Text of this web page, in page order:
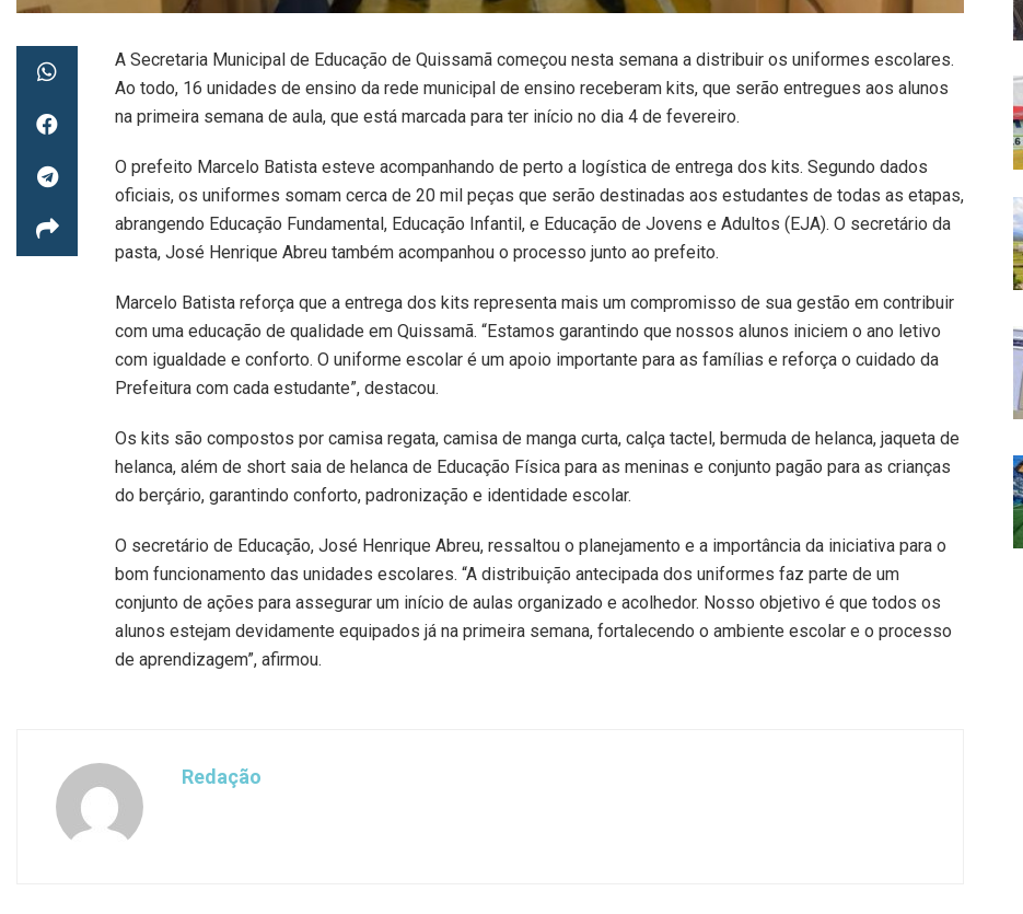
A Secretaria Municipal de Educação de Quissamã começou nesta semana a distribuir os uniformes escolares.
Ao todo, 16 unidades de ensino da rede municipal de ensino receberam kits, que serão entregues aos alunos
na primeira semana de aula, que está marcada para ter início no dia 4 de fevereiro.
O prefeito Marcelo Batista esteve acompanhando de perto a logística de entrega dos kits. Segundo dados
oficiais, os uniformes somam cerca de 20 mil peças que serão destinadas aos estudantes de todas as etapas,
abrangendo Educação Fundamental, Educação Infantil, e Educação de Jovens e Adultos (EJA). O secretário da
pasta, José Henrique Abreu também acompanhou o processo junto ao prefeito.
Marcelo Batista reforça que a entrega dos kits representa mais um compromisso de sua gestão em contribuir
com uma educação de qualidade em Quissamã. “Estamos garantindo que nossos alunos iniciem o ano letivo
com igualdade e conforto. O uniforme escolar é um apoio importante para as famílias e reforça o cuidado da
Prefeitura com cada estudante”, destacou.
Os kits são compostos por camisa regata, camisa de manga curta, calça tactel, bermuda de helanca, jaqueta de
helanca, além de short saia de helanca de Educação Física para as meninas e conjunto pagão para as crianças
do berçário, garantindo conforto, padronização e identidade escolar.
O secretário de Educação, José Henrique Abreu, ressaltou o planejamento e a importância da iniciativa para o
bom funcionamento das unidades escolares. “A distribuição antecipada dos uniformes faz parte de um
conjunto de ações para assegurar um início de aulas organizado e acolhedor. Nosso objetivo é que todos os
alunos estejam devidamente equipados já na primeira semana, fortalecendo o ambiente escolar e o processo
de aprendizagem”, afirmou.
Redação